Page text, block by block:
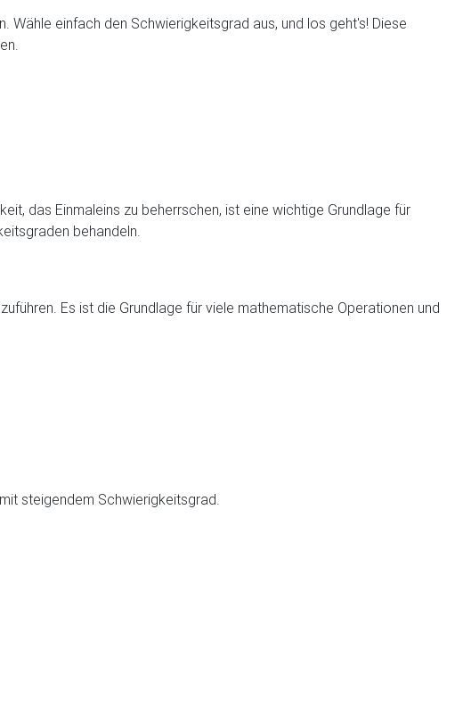
Wähle einfach den Schwierigkeitsgrad aus, und los geht's! Diese
das Einmaleins zu beherrschen, ist eine wichtige Grundlage für
behandeln.
Es ist die Grundlage für viele mathematische Operationen und
steigendem Schwierigkeitsgrad.